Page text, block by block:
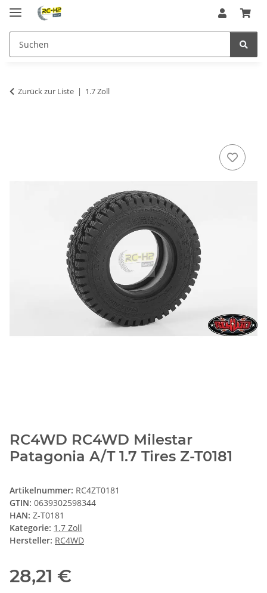
Zurück zur Liste 1.7 Zoll
RC4WD RC4WD Milestar
Patagonia A/T 1.7 Tires Z-T0181
Artikelnummer: RC4ZT0181
GTIN: 0639302598344
HAN: Z-T0181
Kategorie: 1.7 Zoll
Hersteller: RC4WD
28,21 €